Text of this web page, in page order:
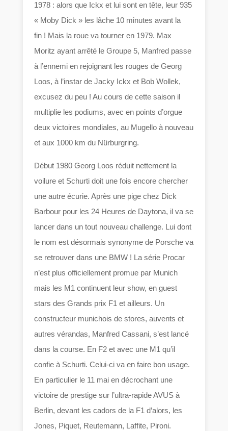
1978 : alors que Ickx et lui sont en tête, leur 935
« Moby Dick » les lâche 10 minutes avant la
fin ! Mais la roue va tourner en 1979. Max
Moritz ayant arrêté le Groupe 5, Manfred passe
à l’ennemi en rejoignant les rouges de Georg
Loos, à l’instar de Jacky Ickx et Bob Wollek,
excusez du peu ! Au cours de cette saison il
multiplie les podiums, avec en points d’orgue
deux victoires mondiales, au Mugello à nouveau
et aux 1000 km du Nürburgring.
Début 1980 Georg Loos réduit nettement la
voilure et Schurti doit une fois encore chercher
une autre écurie. Après une pige chez Dick
Barbour pour les 24 Heures de Daytona, il va se
lancer dans un tout nouveau challenge. Lui dont
le nom est désormais synonyme de Porsche va
se retrouver dans une BMW ! La série Procar
n’est plus officiellement promue par Munich
mais les M1 continuent leur show, en guest
stars des Grands prix F1 et ailleurs. Un
constructeur munichois de stores, auvents et
autres vérandas, Manfred Cassani, s’est lancé
dans la course. En F2 et avec une M1 qu’il
confie à Schurti. Celui-ci va en faire bon usage.
En particulier le 11 mai en décrochant une
victoire de prestige sur l’ultra-rapide AVUS à
Berlin, devant les cadors de la F1 d’alors, les
Jones, Piquet, Reutemann, Laffite, Pironi.